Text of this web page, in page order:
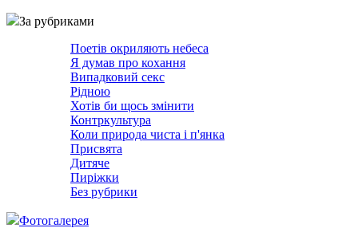
За рубриками
Поетів окриляють небеса
Я думав про кохання
Випадковий секс
Рідною
Хотів би щось змінити
Контркультура
Коли природа чиста і п'янка
Присвята
Дитяче
Пиріжки
Без рубрики
Фотогалерея